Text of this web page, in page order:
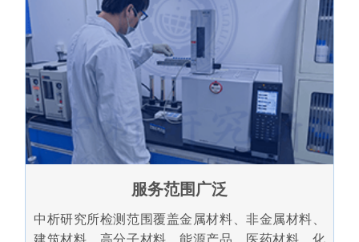
服务范围广泛
中析研究所检测范围覆盖金属材料、非金属材料、
建筑材料、高分子材料、能源产品、医药材料、化